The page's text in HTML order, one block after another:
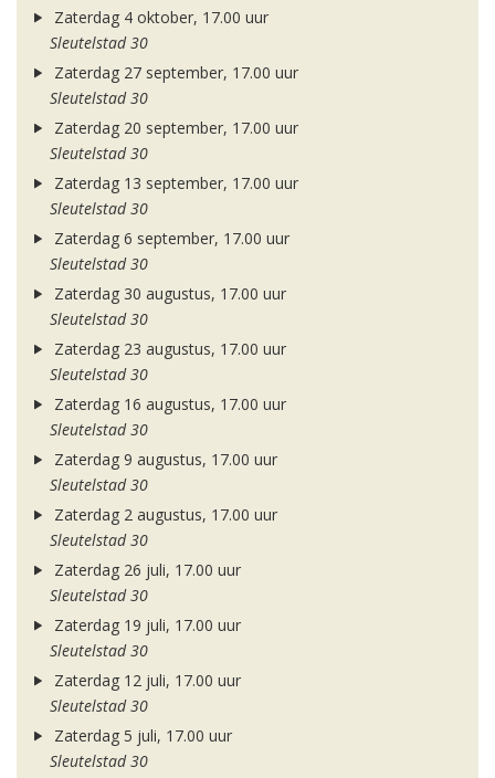
Zaterdag 4 oktober, 17.00 uur
Sleutelstad 30
Zaterdag 27 september, 17.00 uur
Sleutelstad 30
Zaterdag 20 september, 17.00 uur
Sleutelstad 30
Zaterdag 13 september, 17.00 uur
Sleutelstad 30
Zaterdag 6 september, 17.00 uur
Sleutelstad 30
Zaterdag 30 augustus, 17.00 uur
Sleutelstad 30
Zaterdag 23 augustus, 17.00 uur
Sleutelstad 30
Zaterdag 16 augustus, 17.00 uur
Sleutelstad 30
Zaterdag 9 augustus, 17.00 uur
Sleutelstad 30
Zaterdag 2 augustus, 17.00 uur
Sleutelstad 30
Zaterdag 26 juli, 17.00 uur
Sleutelstad 30
Zaterdag 19 juli, 17.00 uur
Sleutelstad 30
Zaterdag 12 juli, 17.00 uur
Sleutelstad 30
Zaterdag 5 juli, 17.00 uur
Sleutelstad 30